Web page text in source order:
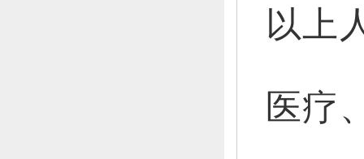
以上
医疗